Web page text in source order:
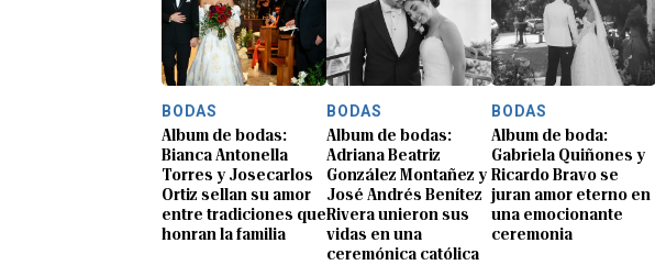
BODAS
Album de bodas:
Bianca Antonella
Torres y Josecarlos
Ortiz sellan su amor
entre tradiciones que
honran la familia
BODAS
Album de bodas:
Adriana Beatriz
González Montañez y
José Andrés Benítez
Rivera unieron sus
vidas en una
ceremónica católica
BODAS
Album de boda:
Gabriela Quiñones y
Ricardo Bravo se
juran amor eterno en
una emocionante
ceremonia